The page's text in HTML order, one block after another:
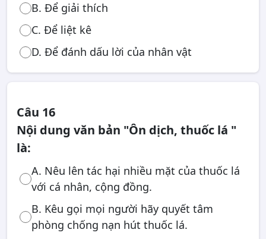
B. Để giải thích
C. Để liệt kê
D. Để đánh dấu lời của nhân vật
Câu 16
Nội dung văn bản "Ôn dịch, thuốc lá "
là:
A. Nêu lên tác hại nhiều mặt của thuốc lá
với cá nhân, cộng đồng.
B. Kêu gọi mọi người hãy quyết tâm
phòng chống nạn hút thuốc lá.